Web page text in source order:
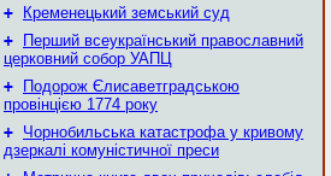
+
Кременецький земський суд
+
Перший всеукраїнський православний
церковний собор УАПЦ
+
Подорож Єлисаветградською
провінцією 1774 року
+ Чорнобильська катастрофа у кривому
дзеркалі комуністичної преси